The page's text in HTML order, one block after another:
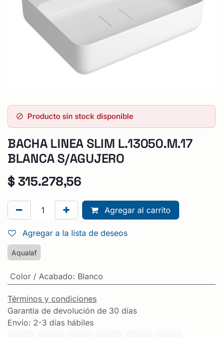
Producto sin stock disponible
BACHA LINEA SLIM L.13050.M.17
BLANCA S/AGUJERO
$315.278,56
Agregar al carrito
Agregar a la lista de deseos
Aqualaf
Color / Acabado: Blanco
Términos y condiciones
Garantía de devolución de 30 días
Envío: 2-3 días hábiles